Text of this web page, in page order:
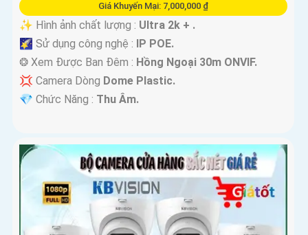
Giá Khuyến Mại: 7,000,000 ₫
✨ Hình ảnh chất lượng : Ultra 2k + .
🌠 Sử dụng công nghệ :
IP POE.
❂ Xem Được Ban Đêm : Hồng Ngoại 30m ONVIF.
💢 Camera Dòng Dome Plastic.
️💎 Chức Năng : Thu Âm.